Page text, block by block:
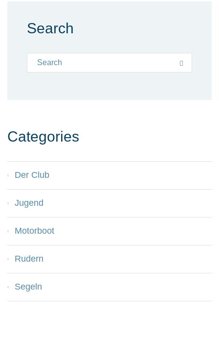
Search
Search for:
Categories
Der Club
Jugend
Motorboot
Rudern
Segeln